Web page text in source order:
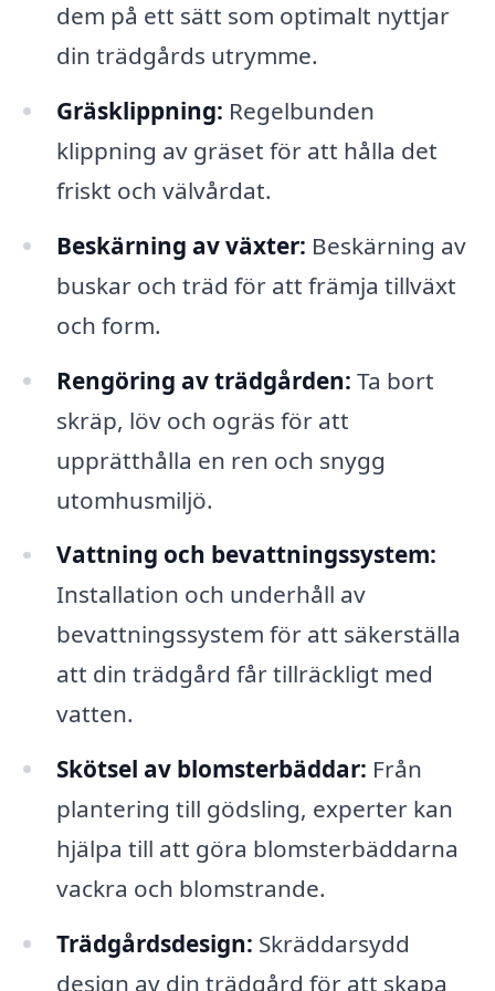
dem på ett sätt som optimalt nyttjar
din trädgårds utrymme.
Gräsklippning: Regelbunden
klippning av gräset för att hålla det
friskt och välvårdat.
Beskärning av växter: Beskärning av
buskar och träd för att främja tillväxt
och form.
Rengöring av trädgården: Ta bort
skräp, löv och ogräs för att
upprätthålla en ren och snygg
utomhusmiljö.
Vattning och bevattningssystem:
Installation och underhåll av
bevattningssystem för att säkerställa
att din trädgård får tillräckligt med
vatten.
Skötsel av blomsterbäddar: Från
plantering till gödsling, experter kan
hjälpa till att göra blomsterbäddarna
vackra och blomstrande.
Trädgårdsdesign: Skräddarsydd
design av din trädgård för att skapa